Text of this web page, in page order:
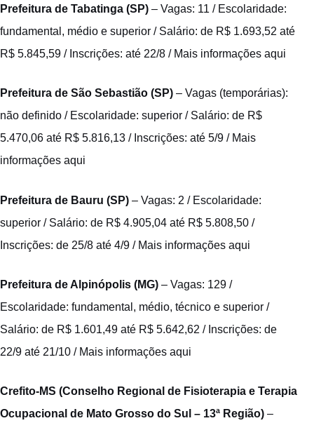
Prefeitura de Tabatinga (SP) – Vagas: 11 / Escolaridade:
fundamental, médio e superior / Salário: de R$ 1.693,52 até
R$ 5.845,59 / Inscrições: até 22/8 / Mais informações aqui
Prefeitura de São Sebastião (SP) – Vagas (temporárias):
não definido / Escolaridade: superior / Salário: de R$
5.470,06 até R$ 5.816,13 / Inscrições: até 5/9 / Mais
informações aqui
Prefeitura de Bauru (SP) – Vagas: 2 / Escolaridade:
superior / Salário: de R$ 4.905,04 até R$ 5.808,50 /
Inscrições: de 25/8 até 4/9 / Mais informações aqui
Prefeitura de Alpinópolis (MG) – Vagas: 129 /
Escolaridade: fundamental, médio, técnico e superior /
Salário: de R$ 1.601,49 até R$ 5.642,62 / Inscrições: de
22/9 até 21/10 / Mais informações aqui
Crefito-MS (Conselho Regional de Fisioterapia e Terapia
Ocupacional de Mato Grosso do Sul – 13ª Região) –